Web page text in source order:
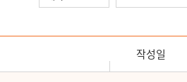
작성일